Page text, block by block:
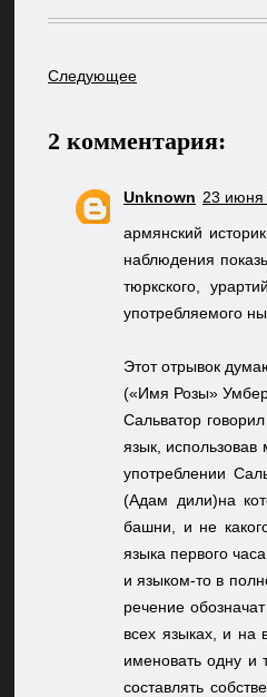
Следующее
2 комментария:
Unknown 23 июня
армянский
наблюдения
тюркского,
употребляемого
Этот отрывок
(«Имя Розы»
Сальватор
язык,
употреблении
(Адам дили)на
башни, и не
языка первого
и языком-то в
речение
всех языках, и на
именовать одну и
составлять